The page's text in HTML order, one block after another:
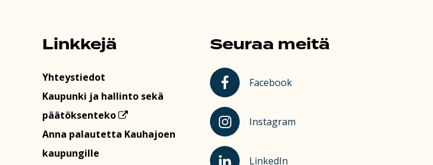
Linkkejä
Yhteystiedot
Kaupunki ja hallinto sekä
päätöksenteko
Anna palautetta Kauhajoen
kaupungille
Seuraa meitä
Kauhajoki Facebookissa
Facebook
Kauhajoki Instagramissa
Instagram
Kauhajoki LinkedInissä
LinkedIn